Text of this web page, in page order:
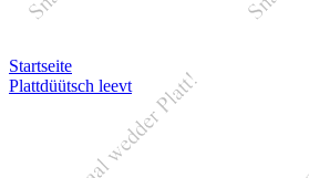
Startseite
Plattdüütsch leevt